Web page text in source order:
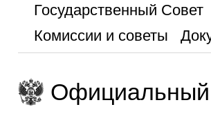
Государственный Совет
Комиссии и советы
Официальный